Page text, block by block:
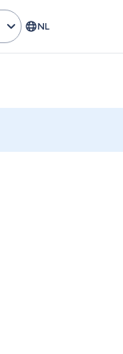
NL